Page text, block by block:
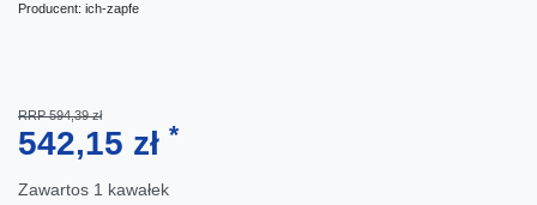
Producent: ich-zapfe
RRP 594,39 zł
542,15 zł *
Zawartos 1 kawałek